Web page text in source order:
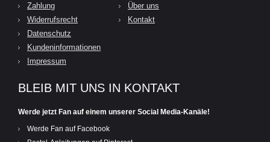
Zahlung
Widerrufsrecht
Datenschutz
Kundeninformationen
Impressum
Über uns
Kontakt
BLEIB MIT UNS IN KONTAKT
Werde jetzt Fan auf einem unserer Social Media-Kanäle!
Werde Fan auf Facebook